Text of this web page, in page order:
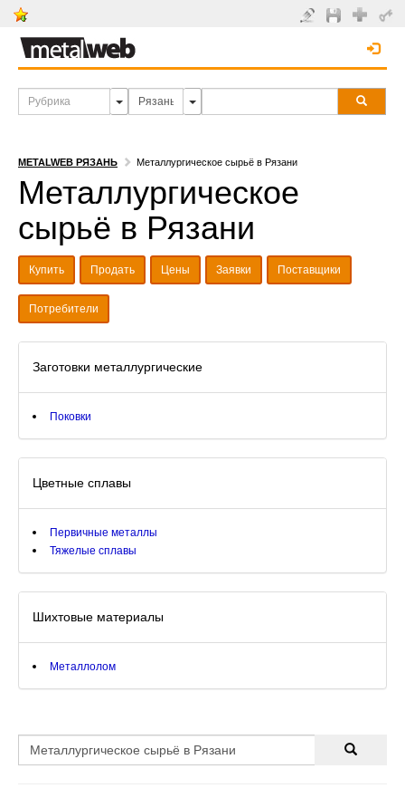
METALWEB РЯЗАНЬ Металлургическое сырьё в Рязани
Металлургическое
сырьё в Рязани
Купить Продать Цены Заявки Поставщики
Потребители
Заготовки металлургические
Поковки
Цветные сплавы
Первичные металлы
Тяжелые сплавы
Шихтовые материалы
Металлолом